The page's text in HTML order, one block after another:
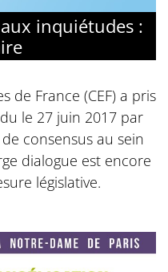
aux inquiétudes :
de France (CEF) a pris
le 27 juin 2017 par
de consensus au sein
dialogue est encore
législative.